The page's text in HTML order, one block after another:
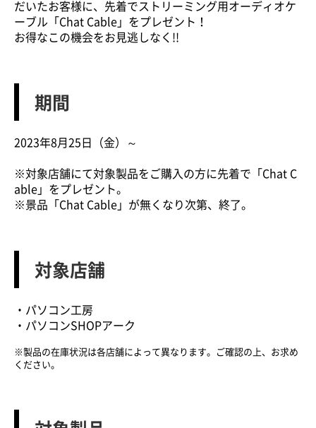
だいたお客様に、先着でストリーミング用オーディオケ
ーブル「Chat Cable」をプレゼント！
お得なこの機会をお見逃しなく!!
期間
2023年8月25日（金）～
※対象店舗にて対象製品をご購入の方に先着で「Chat C
able」をプレゼント。
※景品「Chat Cable」が無くなり次第、終了。
対象店舗
・パソコン工房
・パソコンSHOPアーク
※製品の在庫状況は各店舗によって異なります。ご確認の上、お求め
ください。